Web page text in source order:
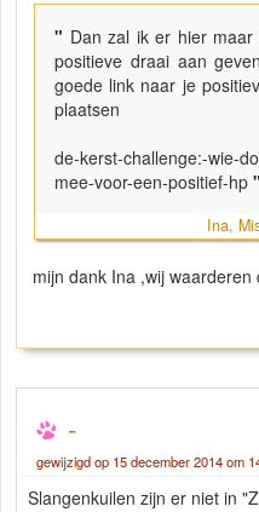
" Dan zal ik er hier maar
positieve draai aan
goede link naar je
plaatsen
de-kerst-challenge:-wie-
mee-voor-een-positief-hp "
Ina,
mijn dank Ina ,wij waarderen
-
gewijzigd op 15 december 2014 om
Slangenkuilen zijn er niet in